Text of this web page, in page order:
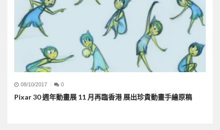
08/10/2017 0
Pixar 30 週年動畫展 11 月再臨香港 展出珍貴動畫手繪原稿